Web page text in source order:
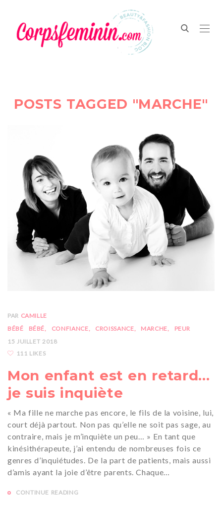
POSTS TAGGED "MARCHE"
PAR CAMILLE
BÉBÉ
BÉBÉ CONFIANCE CROISSANCE MARCHE
PEUR
15 JUILLET 2018
111 LIKES
Mon enfant est en retard…
je suis inquiète
« Ma fille ne marche pas encore, le fils de la voisine, lui,
court déjà partout. Non pas qu’elle ne soit pas sage, au
contraire, mais je m’inquiète un peu… » En tant que
kinésithérapeute, j’ai entendu de nombreuses fois ce
genres d’inquiétudes. De la part de patients, mais aussi
d’amis ayant la joie d’être parents. Chaque…
CONTINUE READING